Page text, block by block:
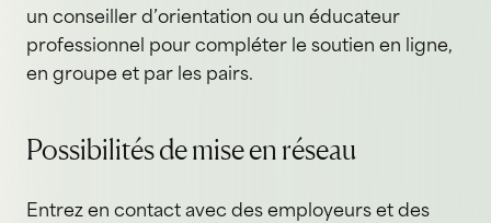
un conseiller d’orientation ou un éducateur
professionnel pour compléter le soutien en ligne,
en groupe et par les pairs.
Possibilités de mise en réseau
Entrez en contact avec des employeurs et des